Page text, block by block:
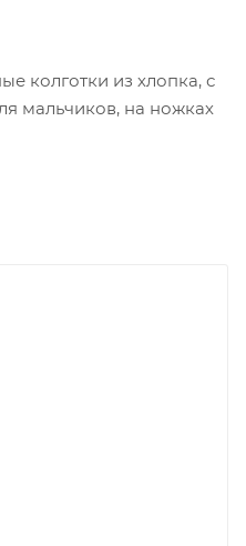
колготки из хлопка, с
мальчиков, на ножках